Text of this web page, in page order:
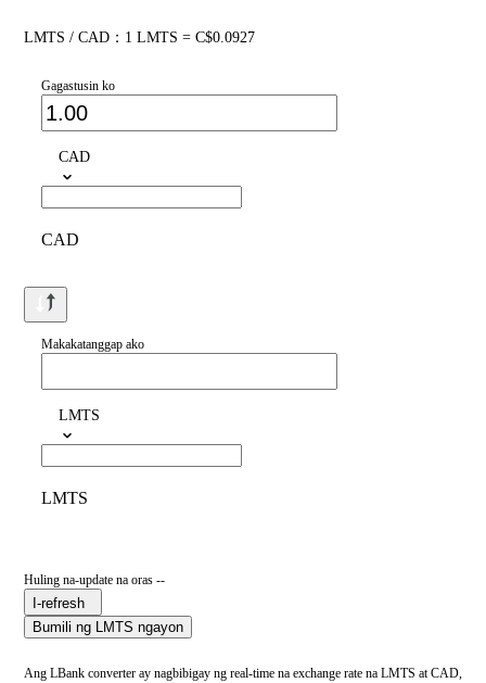
LMTS / CAD：1 LMTS = C$0.0927
Gagastusin ko
CAD
CAD
Makakatanggap ako
LMTS
LMTS
Huling na-update na oras --
I-refresh
Bumili ng LMTS ngayon
Ang LBank converter ay nagbibigay ng real-time na exchange rate na LMTS at CAD,